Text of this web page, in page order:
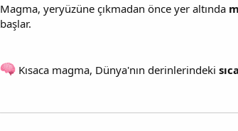
Magma, yeryüzüne çıkmadan önce yer altında
başlar.
Kısaca magma, Dünya'nın derinlerindeki